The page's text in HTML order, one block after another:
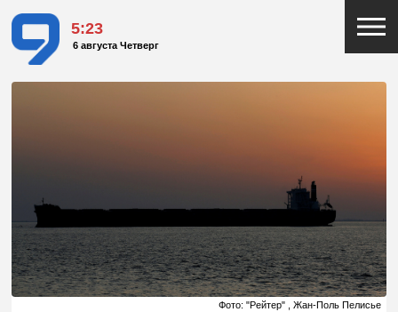
5:23
6 августа Четверг
Фото: "Рейтер" , Жан-Поль Пелисье